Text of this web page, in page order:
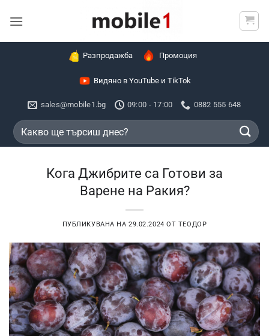
Разпродажба Промоция
Видяно в YouTube и TikTok
sales@mobile1.bg 09:00 - 17:00 0882 555 648
Търсене
за:
Кога Джибрите са Готови за
Варене на Ракия?
ПУБЛИКУВАНА НА29.02.2024 ОТ ТЕОДОР